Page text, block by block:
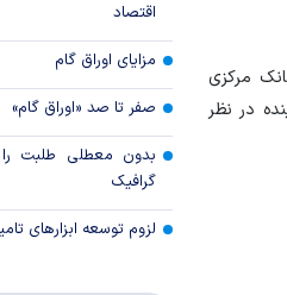
مرکزی
در نظر
اقتصاد
مزایای اوراق گام
صفر تا صد «اوراق گام»
بدون معطلی طلبت
گرافیک
لزوم توسعه ابزارهای